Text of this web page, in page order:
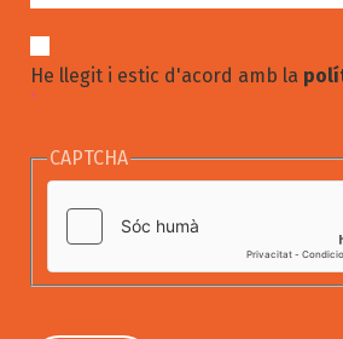
He llegit i estic d'acord amb la
*
CAPTCHA